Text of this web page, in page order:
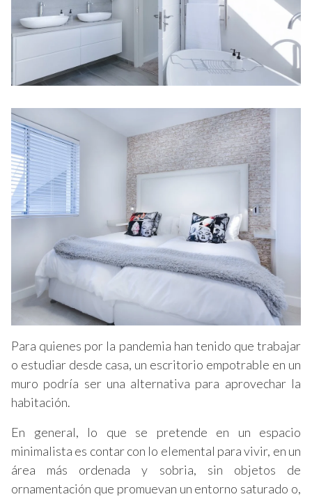
Para quienes por la pandemia han tenido que trabajar
o estudiar desde casa, un escritorio empotrable en un
muro podría ser una alternativa para aprovechar la
habitación.
En general, lo que se pretende en un espacio
minimalista es contar con lo elemental para vivir, en un
área más ordenada y sobria, sin objetos de
ornamentación que promuevan un entorno saturado o,